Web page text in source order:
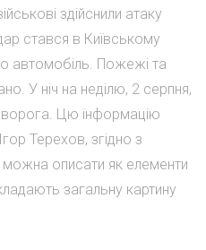
здійснили атаку
стався в Київському
автомобіль. Пожежі та
У ніч на неділю, 2 серпня,
ворога. Цю інформацію
Терехов, згідно з
описати як елементи
загальну картину